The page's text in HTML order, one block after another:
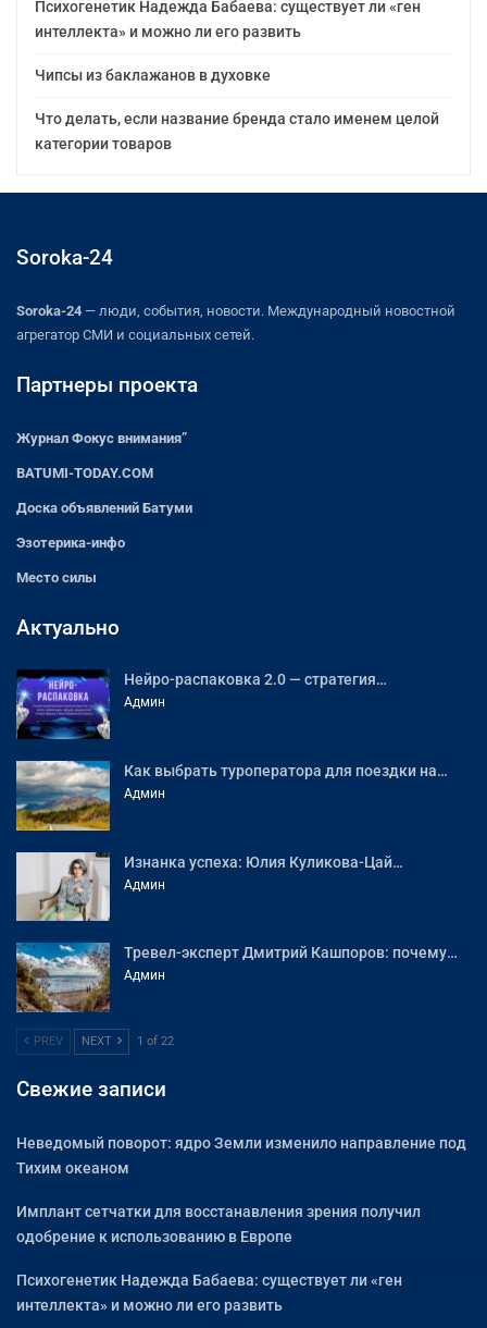
Психогенетик Надежда Бабаева: существует ли «ген
интеллекта» и можно ли его развить
Чипсы из баклажанов в духовке
Что делать, если название бренда стало именем целой
категории товаров
Soroka-24
Soroka-24 — люди, события, новости. Международный новостной
агрегатор СМИ и социальных сетей.
Партнеры проекта
Журнал Фокус внимания”
BATUMI-TODAY.COM
Доска объявлений Батуми
Эзотерика-инфо
Место силы
Актуально
Нейро-распаковка 2.0 — стратегия…
Админ
Как выбрать туроператора для поездки на…
Админ
Изнанка успеха: Юлия Куликова-Цай…
Админ
Тревел-эксперт Дмитрий Кашпоров: почему…
Админ
PREV NEXT 1 of 22
Свежие записи
Неведомый поворот: ядро Земли изменило направление под
Тихим океаном
Имплант сетчатки для восстанавления зрения получил
одобрение к использованию в Европе
Психогенетик Надежда Бабаева: существует ли «ген
интеллекта» и можно ли его развить